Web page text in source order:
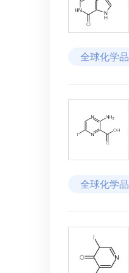
全球化学
全球化学